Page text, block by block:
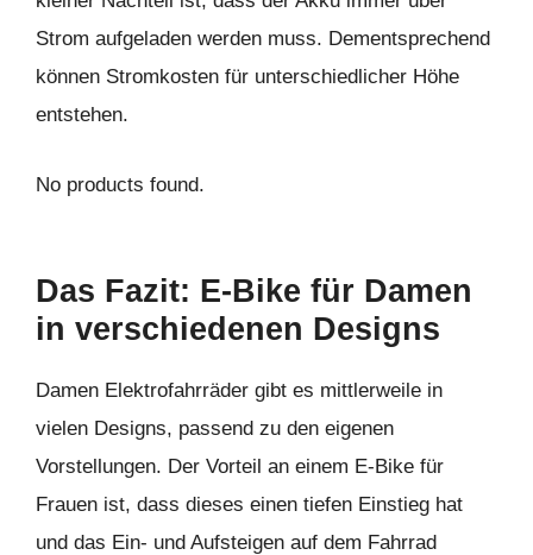
Strom aufgeladen werden muss. Dementsprechend
können Stromkosten für unterschiedlicher Höhe
entstehen.
No products found.
Das Fazit: E-Bike für Damen
in verschiedenen Designs
Damen Elektrofahrräder gibt es mittlerweile in
vielen Designs, passend zu den eigenen
Vorstellungen. Der Vorteil an einem E-Bike für
Frauen ist, dass dieses einen tiefen Einstieg hat
und das Ein- und Aufsteigen auf dem Fahrrad